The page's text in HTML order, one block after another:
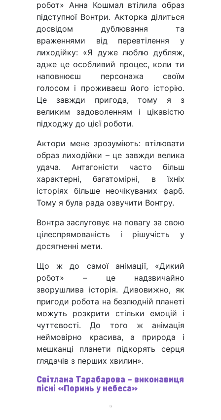
робот» Анна Кошмал втілила образ
підступної Вонтри. Акторка ділиться
досвідом дублювання та
враженнями від перевтілення у
лиходійку: «Я дуже люблю дубляж,
адже це особливий процес, коли ти
наповнюєш персонажа своїм
голосом і проживаєш його історію.
Це завжди пригода, тому я з
великим задоволенням і цікавістю
підходжу до цієї роботи.
Актори мене зрозуміють: втілювати
образ лиходійки – це завжди велика
удача. Антагоністи часто більш
характерні, багатомірні, в їхніх
історіях більше неочікуваних фарб.
Тому я була рада озвучити Вонтру.
Вонтра заслуговує на повагу за свою
цілеспрямованість і рішучість у
досягненні мети.
Що ж до самої анімації, «Дикий
робот» – це надзвичайно
зворушлива історія. Дивовижно, як
пригоди робота на безлюдній планеті
можуть розкрити стільки емоцій і
чуттєвості. До того ж анімація
неймовірно красива, а природа і
мешканці планети підкорять серця
глядачів з перших хвилин».
Світлана Тарабарова – виконавиця
пісні «Поринь у небеса»